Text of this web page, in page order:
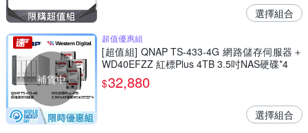
選擇組合
補貨中
超值優惠組
[超值組] QNAP TS-433-4G 網路儲存伺服器＋
WD40EFZZ 紅標Plus 4TB 3.5吋NAS硬碟*4
$32,880
選擇組合